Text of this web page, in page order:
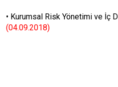
• Kurumsal Risk Yönetimi ve İç
(04.09.2018)